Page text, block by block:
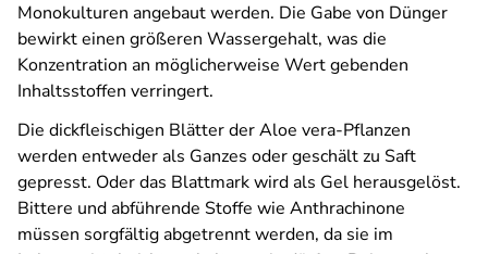
Monokulturen angebaut werden. Die Gabe von Dünger
bewirkt einen größeren Wassergehalt, was die
Konzentration an möglicherweise Wert gebenden
Inhaltsstoffen verringert.
Die dickfleischigen Blätter der Aloe vera-Pflanzen
werden entweder als Ganzes oder geschält zu Saft
gepresst. Oder das Blattmark wird als Gel herausgelöst.
Bittere und abführende Stoffe wie Anthrachinone
müssen sorgfältig abgetrennt werden, da sie im